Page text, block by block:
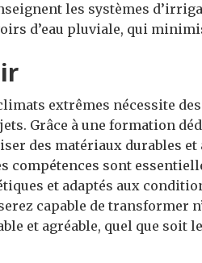
les systèmes
d’eau pluviale, qui
extrêmes nécessite
Grâce à une formation
des matériaux durables
compétences sont
et adaptés aux
capable de transformer
et agréable, quel que soit